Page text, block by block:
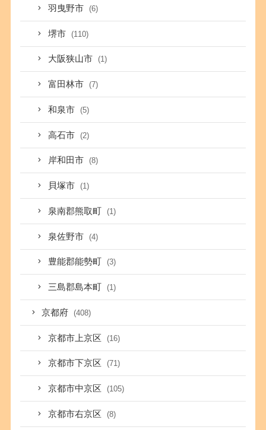
羽曳野市 (6)
堺市 (110)
大阪狭山市 (1)
富田林市 (7)
和泉市 (5)
高石市 (2)
岸和田市 (8)
貝塚市 (1)
泉南郡熊取町 (1)
泉佐野市 (4)
豊能郡能勢町 (3)
三島郡島本町 (1)
京都府 (408)
京都市上京区 (16)
京都市下京区 (71)
京都市中京区 (105)
京都市右京区 (8)